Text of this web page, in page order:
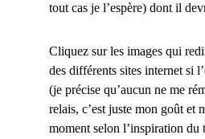
tout cas je l’espère) dont il
Cliquez sur les images qui
des différents sites internet si
(je précise qu’aucun ne me
relais, c’est juste mon goût et
moment selon l’inspiration du